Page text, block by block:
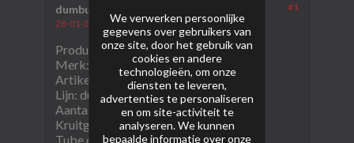
#1
dumbum big
28-01-2024, 22:24
Product naam: dumbum big
Merk: klasek
Artikel nummer:C365DU
Lijn: dumbum
Aantal schoten: 36
Kruitgewicht (NEM): 1800
Tube diameter: 50 mm
We verwerken persoonlijke
gegevens over gebruikers van
onze site, door het gebruik van
cookies en andere
technologieën, om onze
diensten te leveren,
advertenties te personaliseren
en om site-activiteit te
analyseren. We kunnen
bepaalde informatie over onze